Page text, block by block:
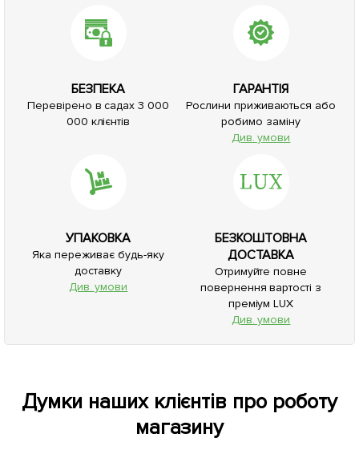
БЕЗПЕКА
Перевірено в садах 3 000
000 клієнтів
ГАРАНТІЯ
Рослини приживаються або
робимо заміну
Див. умови
УПАКОВКА
Яка переживає будь-яку
доставку
Див. умови
БЕЗКОШТОВНА
ДОСТАВКА
Отримуйте повне
повернення вартості з
преміум LUX
Див. умови
Думки наших клієнтів про роботу
магазину